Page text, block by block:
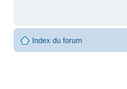
Index du forum